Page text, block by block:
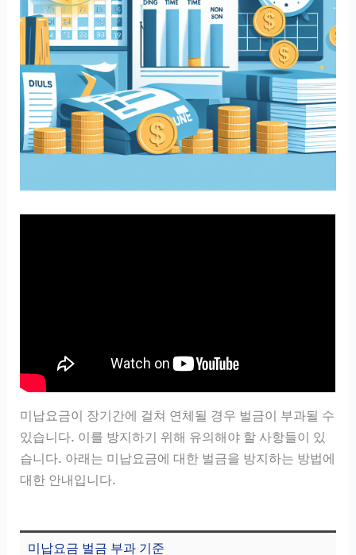
미납요금이 장기간에 걸쳐 연체될 경우 벌금이 부과될 수
있습니다. 이를 방지하기 위해 유의해야 할 사항들이 있
습니다. 아래는 미납요금에 대한 벌금을 방지하는 방법에
대한 안내입니다.
미납요금 벌금 부과 기준